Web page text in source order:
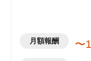
月額報酬 〜